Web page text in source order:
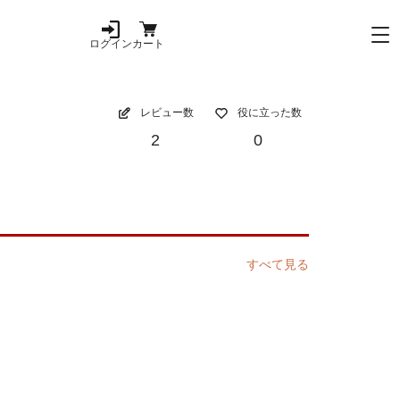
ログインカート
レビュー数
2
役に立った数
0
すべて見る